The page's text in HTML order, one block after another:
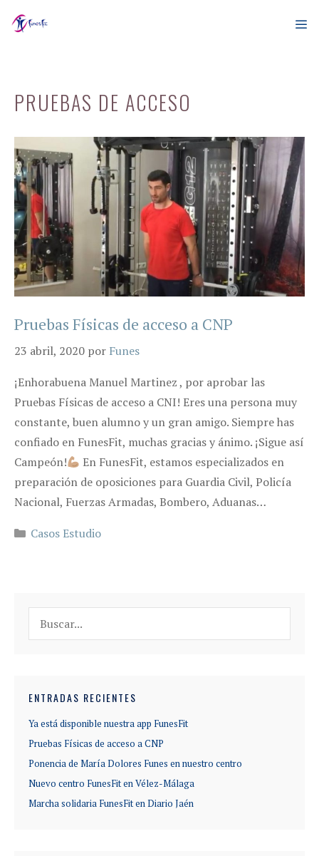
PRUEBAS DE ACCESO
Pruebas Físicas de acceso a CNP
23 abril, 2020 por Funes
¡Enhorabuena Manuel Martinez , por aprobar las
Pruebas Físicas de acceso a CNI! Eres una persona muy
constante, buen alumno y un gran amigo. Siempre has
confiado en FunesFit, muchas gracias y ánimo. ¡Sigue así
Campeón!
En FunesFit, estamos especializados en
preparación de oposiciones para Guardia Civil, Policía
Nacional, Fuerzas Armadas, Bombero, Aduanas…
Categorías
Casos Estudio
ENTRADAS RECIENTES
Ya está disponible nuestra app FunesFit
Pruebas Físicas de acceso a CNP
Ponencia de María Dolores Funes en nuestro centro
Nuevo centro FunesFit en Vélez-Málaga
Marcha solidaria FunesFit en Diario Jaén